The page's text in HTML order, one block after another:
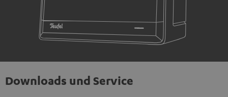
Downloads und Service